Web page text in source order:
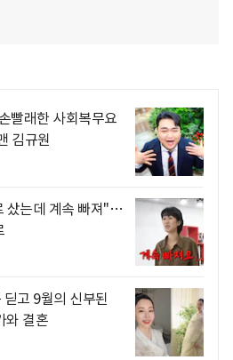
빨래한 사회복무요
김규원
샀는데 계속 빠져"…
고 9월의 신부된
와 결혼